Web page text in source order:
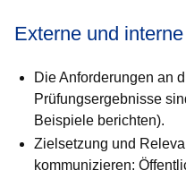
Externe und
Die Anforderungen an
Prüfungsergebnisse
Beispiele berichten).
Zielsetzung und
kommu­ni­zie­ren: